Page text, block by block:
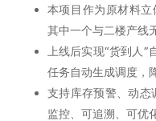
本项目作为原材料立
其中一个与二楼产线
上线后实现“货到人
任务自动生成调度，
支持库存预警、动态
监控、可追溯、可优